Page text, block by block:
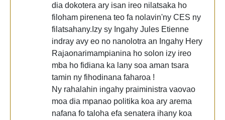
dia dokotera ary isan ireo nilatsaka ho
filoham pirenena teo fa nolavin'ny CES ny
filatsahany.Izy sy Ingahy Jules Etienne
indray avy eo no nanolotra an Ingahy Hery
Rajaonarimampianina ho solon izy ireo
mba ho fidiana ka lany soa aman tsara
tamin ny fihodinana faharoa !
Ny rahalahin ingahy praiministra vaovao
moa dia mpanao politika koa ary arema
nafana fo taloha efa senatera ihany koa